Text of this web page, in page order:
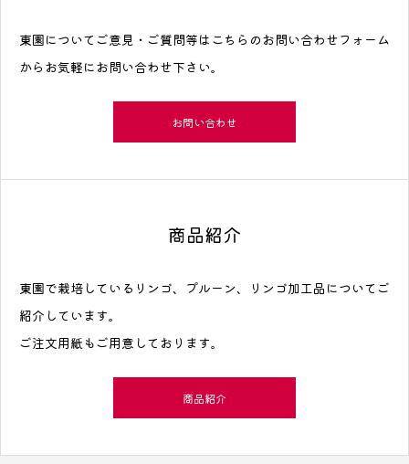
東園についてご意見・ご質問等はこちらのお問い合わせフォーム
からお気軽にお問い合わせ下さい。
お問い合わせ
商品紹介
東園で栽培しているリンゴ、プルーン、リンゴ加工品についてご
紹介しています。
ご注文用紙もご用意しております。
商品紹介